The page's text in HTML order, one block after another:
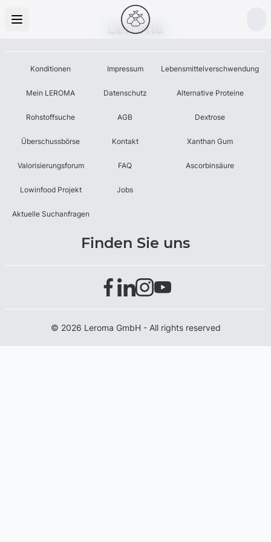
Leroma
Konditionen
Mein LEROMA
Rohstoffsuche
Überschussbörse
Valorisierungsforum
Lowinfood Projekt
Aktuelle Suchanfragen
Impressum
Datenschutz
AGB
Kontakt
FAQ
Jobs
Lebensmittelverschwendung
Alternative Proteine
Dextrose
Xanthan Gum
Ascorbinsäure
Finden Sie uns
© 2026 Leroma GmbH - All rights reserved